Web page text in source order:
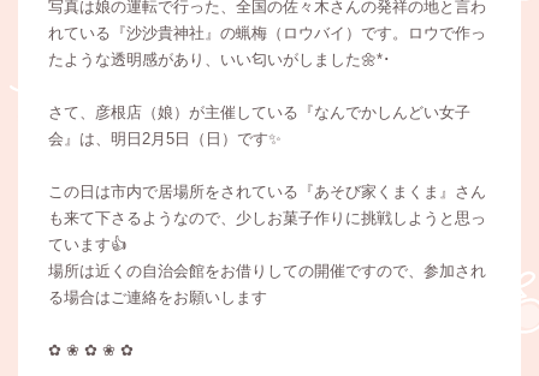
写真は娘の運転で行った、全国の佐々木さんの発祥の地と言わ
れている『沙沙貴神社』の蝋梅（ロウバイ）です。ロウで作っ
たような透明感があり、いい匂いがしました🌼*･
さて、彦根店（娘）が主催している『なんでかしんどい女子
会』は、明日2月5日（日）です✨
この日は市内で居場所をされている『あそび家くまくま』さん
も来て下さるようなので、少しお菓子作りに挑戦しようと思っ
ています👍
場所は近くの自治会館をお借りしての開催ですので、参加され
る場合はご連絡をお願いします
✿ ❀ ✿ ❀ ✿